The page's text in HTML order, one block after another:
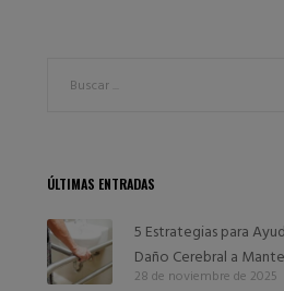
ÚLTIMAS ENTRADAS
5 Estrategias para
Daño Cerebral a
28 de noviembre de 2025